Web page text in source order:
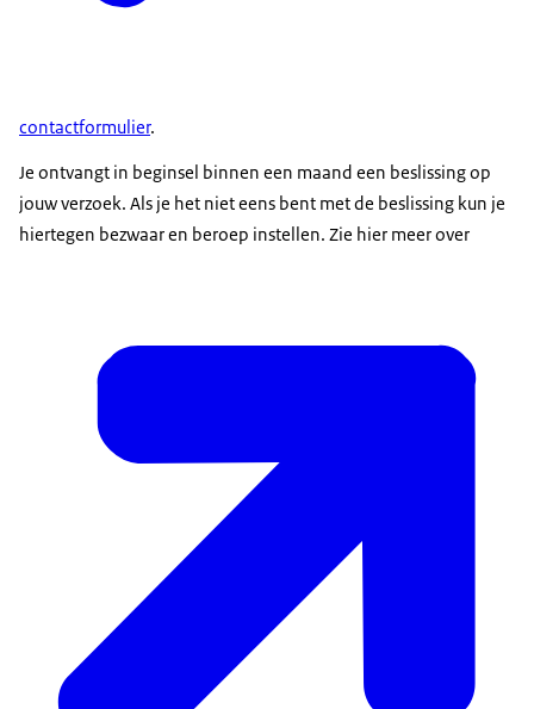
contactformulier.
Je ontvangt in beginsel binnen een maand een beslissing op
jouw verzoek. Als je het niet eens bent met de beslissing kun je
hiertegen bezwaar en beroep instellen. Zie hier meer over